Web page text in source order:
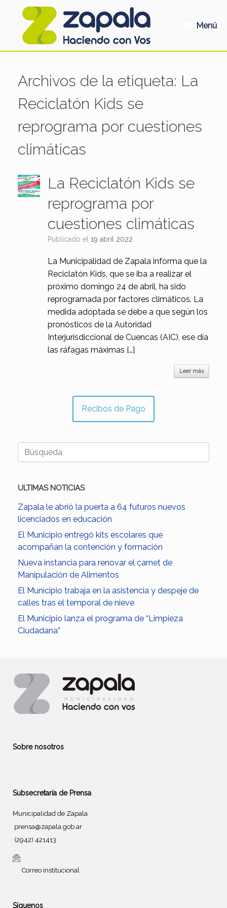
Menú
Archivos de la etiqueta: La
Reciclatón Kids se
reprograma por cuestiones
climáticas
La Reciclatón Kids se
reprograma por
cuestiones climáticas
Publicado el 19 abril 2022
La Municipalidad de Zapala informa que la
Reciclatón Kids, que se iba a realizar el
próximo domingo 24 de abril, ha sido
reprogramada por factores climáticos. La
medida adoptada se debe a que según los
pronósticos de la Autoridad
Interjurisdiccional de Cuencas (AIC), ese día
las ráfagas máximas […]
Leer más
Recibos de Pago
Buscar:
ULTIMAS NOTICIAS
Zapala le abrió la puerta a 64 futuros nuevos
licenciados en educación
El Municipio entregó kits escolares que
acompañan la contención y formación
Nueva instancia para renovar el carnet de
Manipulación de Alimentos
El Municipio trabaja en la asistencia y despeje de
calles tras el temporal de nieve
El Municipio lanza el programa de “Limpieza
Ciudadana”
Sobre nosotros
Subsecretaría de Prensa
Municipalidad de Zapala
prensa@zapala.gob.ar
(2942) 421413
Correo institucional
Síguenos